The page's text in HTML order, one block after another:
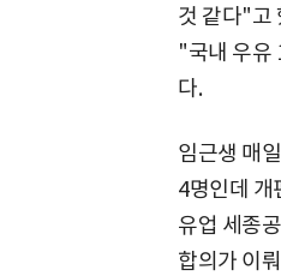
것 같다"고
"국내 우유
다.
임근생 매
4명인데 개
유업 세종
합의가 이